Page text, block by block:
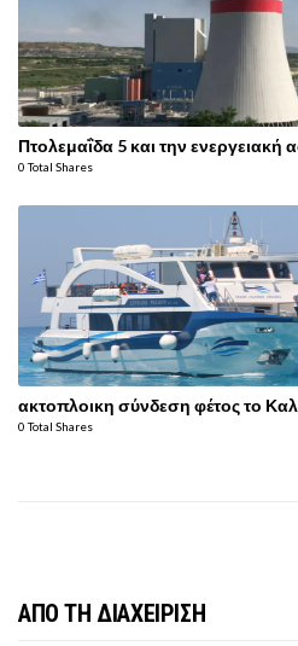
Πτολεμαΐδα 5 και την ενεργειακή
0 Total Shares
ακτοπλοικη σύνδεση φέτος το
0 Total Shares
ΑΠΟ ΤΗ ΔΙΑΧΕΙΡΙΣΗ